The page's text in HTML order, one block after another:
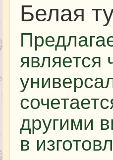
Белая
является
другими
в